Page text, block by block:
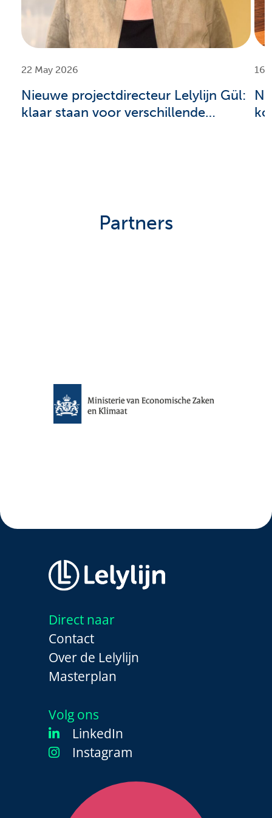
22 May 2026
Nieuwe projectdirecteur Lelylijn Gül:
klaar staan voor verschillende
16
Partners
Direct naar
Contact
Over de Lelylijn
Masterplan
Volg ons
LinkedIn
Instagram